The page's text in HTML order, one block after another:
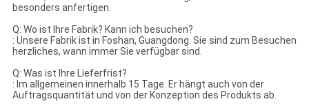
besonders anfertigen.
Q: Wo ist Ihre Fabrik? Kann ich besuchen?
: Unsere Fabrik ist in Foshan, Guangdong. Sie sind zum Besuchen
herzliches, wann immer Sie verfügbar sind.
Q: Was ist Ihre Lieferfrist?
: Im allgemeinen innerhalb 15 Tage. Er hängt auch von der
Auftragsquantität und von der Konzeption des Produkts ab.